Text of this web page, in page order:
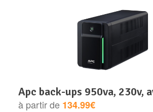
apc back-ups 950va, 230v,
à partir de 134.99€